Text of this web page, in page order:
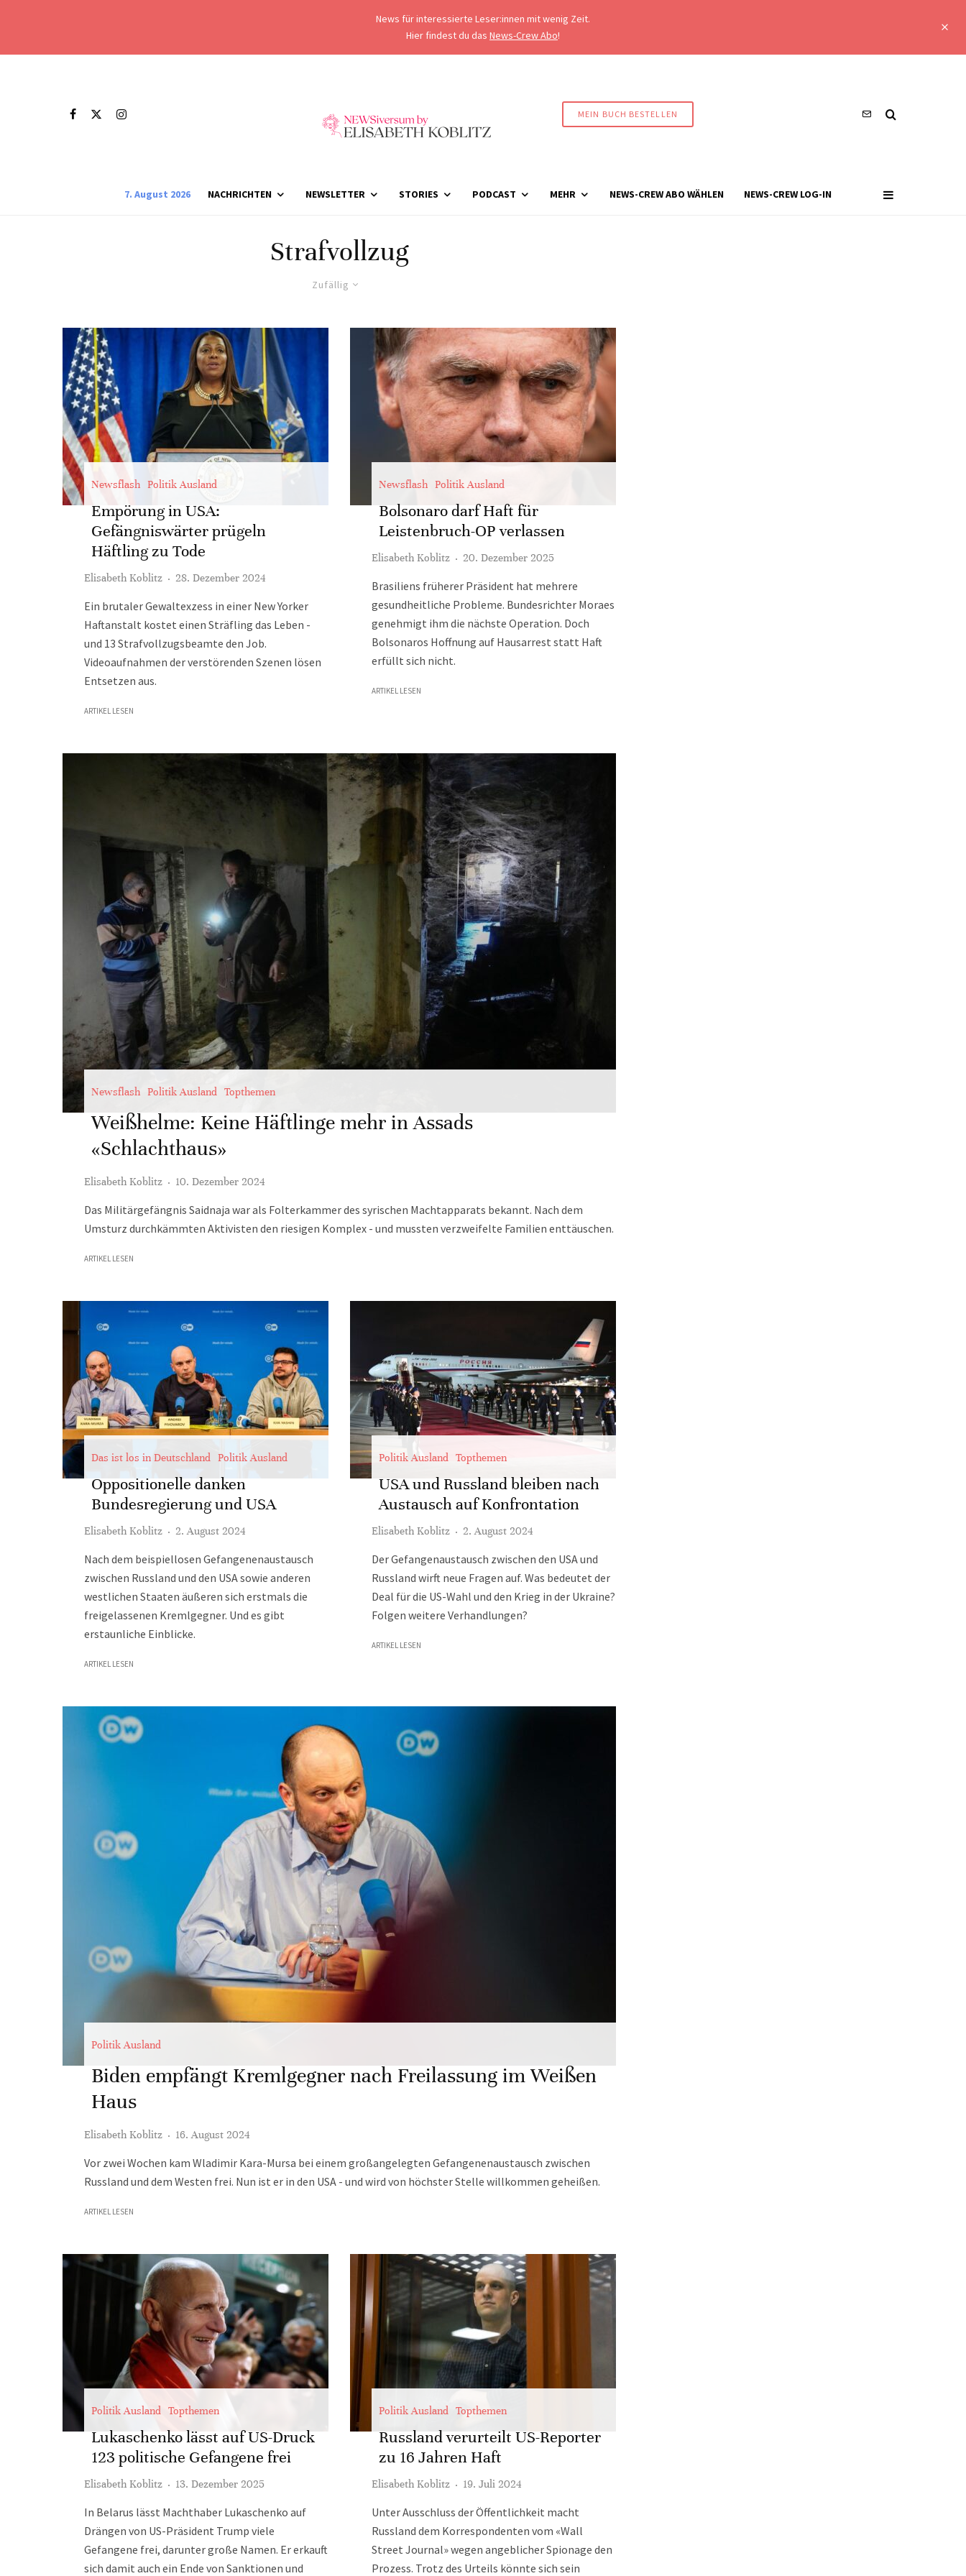
News für interessierte Leser:innen mit wenig Zeit.
Hier findest du das News-Crew Abo!
MEIN BUCH BESTELLEN
7. August 2026 NACHRICHTEN NEWSLETTER STORIES PODCAST MEHR NEWS-CREW ABO WÄHLEN NEWS-CREW LOG-IN
Strafvollzug
Zufällig
Newsflash Politik Ausland
Empörung in USA:
Gefängniswärter prügeln
Häftling zu Tode
Elisabeth Koblitz · 28. Dezember 2024
Ein brutaler Gewaltexzess in einer New Yorker
Haftanstalt kostet einen Sträfling das Leben -
und 13 Strafvollzugsbeamte den Job.
Videoaufnahmen der verstörenden Szenen lösen
Entsetzen aus.
ARTIKEL LESEN
Newsflash Politik Ausland
Bolsonaro darf Haft für
Leistenbruch-OP verlassen
Elisabeth Koblitz · 20. Dezember 2025
Brasiliens früherer Präsident hat mehrere
gesundheitliche Probleme. Bundesrichter Moraes
genehmigt ihm die nächste Operation. Doch
Bolsonaros Hoffnung auf Hausarrest statt Haft
erfüllt sich nicht.
ARTIKEL LESEN
Newsflash Politik Ausland Topthemen
Weißhelme: Keine Häftlinge mehr in Assads
«Schlachthaus»
Elisabeth Koblitz · 10. Dezember 2024
Das Militärgefängnis Saidnaja war als Folterkammer des syrischen Machtapparats bekannt. Nach dem
Umsturz durchkämmten Aktivisten den riesigen Komplex - und mussten verzweifelte Familien enttäuschen.
ARTIKEL LESEN
Das ist los in Deutschland Politik Ausland
Oppositionelle danken
Bundesregierung und USA
Elisabeth Koblitz · 2. August 2024
Nach dem beispiellosen Gefangenenaustausch
zwischen Russland und den USA sowie anderen
westlichen Staaten äußeren sich erstmals die
freigelassenen Kremlgegner. Und es gibt
erstaunliche Einblicke.
ARTIKEL LESEN
Politik Ausland Topthemen
USA und Russland bleiben nach
Austausch auf Konfrontation
Elisabeth Koblitz · 2. August 2024
Der Gefangenaustausch zwischen den USA und
Russland wirft neue Fragen auf. Was bedeutet der
Deal für die US-Wahl und den Krieg in der Ukraine?
Folgen weitere Verhandlungen?
ARTIKEL LESEN
Politik Ausland
Biden empfängt Kremlgegner nach Freilassung im Weißen
Haus
Elisabeth Koblitz · 16. August 2024
Vor zwei Wochen kam Wladimir Kara-Mursa bei einem großangelegten Gefangenenaustausch zwischen
Russland und dem Westen frei. Nun ist er in den USA - und wird von höchster Stelle willkommen geheißen.
ARTIKEL LESEN
Politik Ausland Topthemen
Lukaschenko lässt auf US-Druck
123 politische Gefangene frei
Elisabeth Koblitz · 13. Dezember 2025
In Belarus lässt Machthaber Lukaschenko auf
Drängen von US-Präsident Trump viele
Gefangene frei, darunter große Namen. Er erkauft
sich damit auch ein Ende von Sanktionen und
Politik Ausland Topthemen
Russland verurteilt US-Reporter
zu 16 Jahren Haft
Elisabeth Koblitz · 19. Juli 2024
Unter Ausschluss der Öffentlichkeit macht
Russland dem Korrespondenten vom «Wall
Street Journal» wegen angeblicher Spionage den
Prozess. Trotz des Urteils könnte sich sein